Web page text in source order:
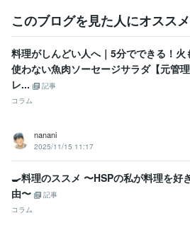
学歴
長崎県立長崎シーボルト大学 2001年3月
このブログを見た人にオススメ
料理がしんどい人へ｜5分でできる！火
使わない魚肉ソーセージサラダ【元管
レ...
記事
コラム
nanani
2025/11/15 11:17
🍳料理のススメ 〜HSPの私が料理を好
由〜
記事
コラム